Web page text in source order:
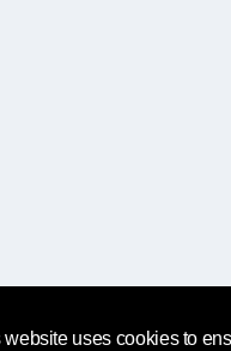
website uses cookies to